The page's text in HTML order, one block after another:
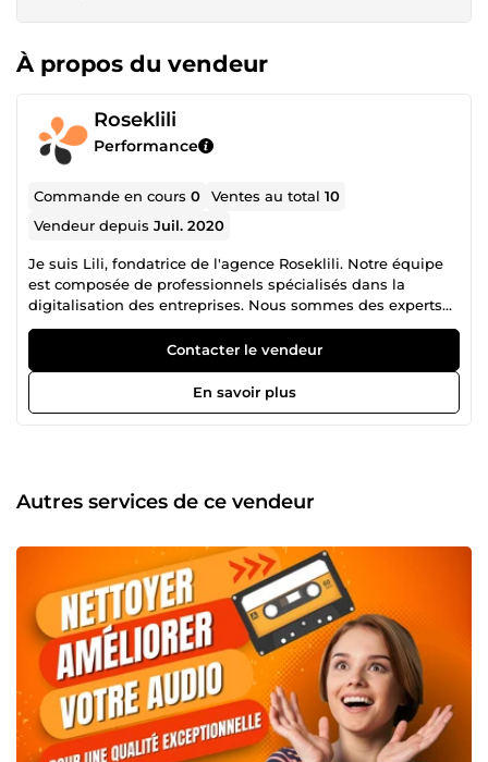
À propos du vendeur
Roseklili
Performance
Commande en cours0 Ventes au total10
Vendeur depuisJuil. 2020
Je suis Lili, fondatrice de l'agence Roseklili. Notre équipe
est composée de professionnels spécialisés dans la
digitalisation des entreprises. Nous sommes des experts
en création de contenu, notamment en design vidéo,
audio et rédactionnel. Nous travaillons avec passion pour
offrir des solutions créatives et innovantes à nos clients,
afin de les aider à atteindre leurs objectifs commerciaux.
N'hésitez pas à nous contacter pour discuter de votre
Contacter le vendeur
En savoir plus
Autres services de ce vendeur